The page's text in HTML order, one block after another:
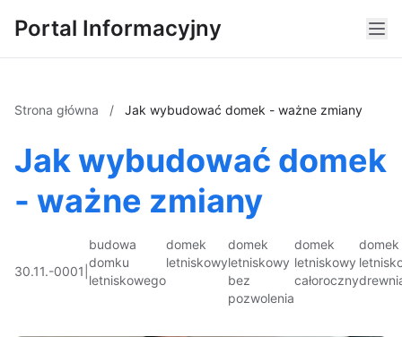
Portal Informacyjny
Strona główna / Jak wybudować domek - ważne zmiany
Jak wybudować domek
- ważne zmiany
30.11.-0001
budowa
domku
letniskowego
domek
letniskowy
domek
letniskowy
bez
pozwolenia
domek
letniskowy
całoroczny
domek